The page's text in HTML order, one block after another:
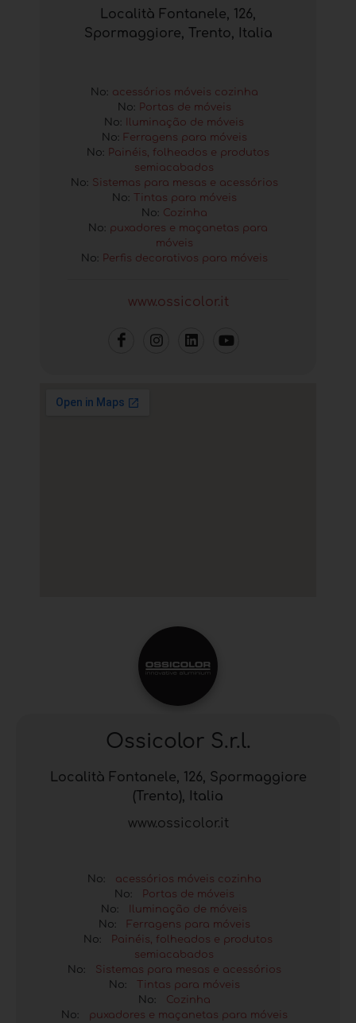
Località Fontanele, 126,
Spormaggiore, Trento, Italia
No: acessórios móveis cozinha
No: Portas de móveis
No:
Iluminação de móveis
No: Ferragens para móveis
No: Painéis, folheados e produtos
semiacabados
No: Sistemas para mesas e acessórios
No:
Tintas para móveis
No: Cozinha
No: puxadores e maçanetas para
móveis
No: Perfis decorativos para móveis
www.ossicolor.it
Ossicolor S.r.l.
Località Fontanele, 126, Spormaggiore
(Trento), Italia
www.ossicolor.it
No:
acessórios móveis cozinha
No:
Portas de móveis
No:
Iluminação de móveis
No:
Ferragens para móveis
No:
Painéis, folheados e produtos
semiacabados
No:
Sistemas para mesas e acessórios
No:
Tintas para móveis
No:
Cozinha
No:
puxadores e maçanetas para móveis